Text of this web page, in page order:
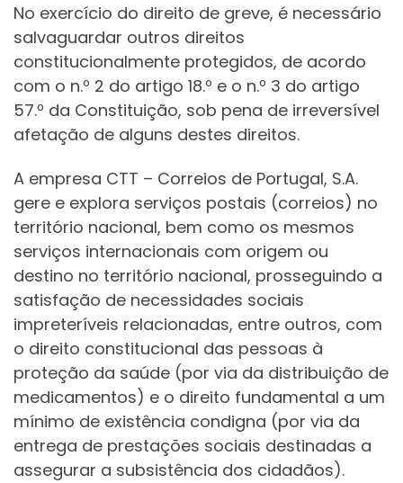
No exercício do direito de greve, é necessário
salvaguardar outros direitos
constitucionalmente protegidos, de acordo
com o n.º 2 do artigo 18.º e o n.º 3 do artigo
57.º da Constituição, sob pena de irreversível
afetação de alguns destes direitos.
A empresa CTT – Correios de Portugal, S.A.
gere e explora serviços postais (correios) no
território nacional, bem como os mesmos
serviços internacionais com origem ou
destino no território nacional, prosseguindo a
satisfação de necessidades sociais
impreteríveis relacionadas, entre outros, com
o direito constitucional das pessoas à
proteção da saúde (por via da distribuição de
medicamentos) e o direito fundamental a um
mínimo de existência condigna (por via da
entrega de prestações sociais destinadas a
assegurar a subsistência dos cidadãos).